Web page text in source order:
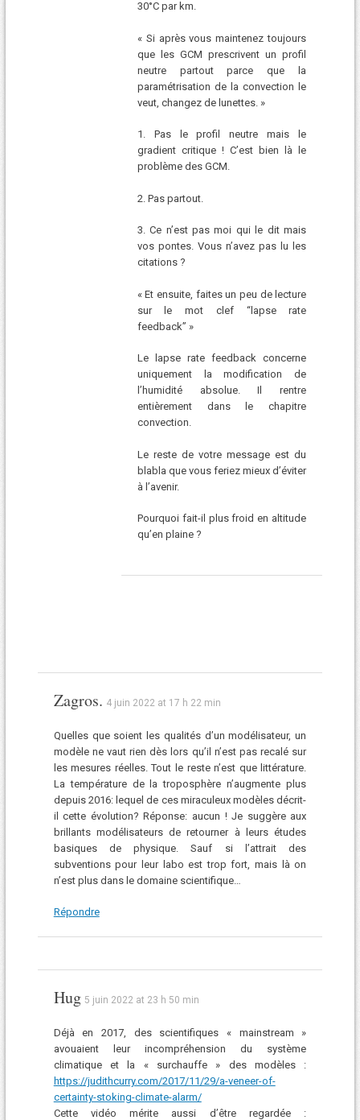
30°C par km.
« Si après vous maintenez toujours
que les GCM prescrivent un profil
neutre partout parce que la
paramétrisation de la convection le
veut, changez de lunettes. »
1. Pas le profil neutre mais le
gradient critique ! C’est bien là le
problème des GCM.
2. Pas partout.
3. Ce n’est pas moi qui le dit mais
vos pontes. Vous n’avez pas lu les
citations ?
« Et ensuite, faites un peu de lecture
sur le mot clef “lapse rate
feedback” »
Le lapse rate feedback concerne
uniquement la modification de
l’humidité absolue. Il rentre
entièrement dans le chapitre
convection.
Le reste de votre message est du
blabla que vous feriez mieux d’éviter
à l’avenir.
Pourquoi fait-il plus froid en altitude
qu’en plaine ?
Zagros. 4 juin 2022 at 17 h 22 min
Quelles que soient les qualités d’un modélisateur, un
modèle ne vaut rien dès lors qu’il n’est pas recalé sur
les mesures réelles. Tout le reste n’est que littérature.
La température de la troposphère n’augmente plus
depuis 2016: lequel de ces miraculeux modèles décrit-
il cette évolution? Réponse: aucun ! Je suggère aux
brillants modélisateurs de retourner à leurs études
basiques de physique. Sauf si l’attrait des
subventions pour leur labo est trop fort, mais là on
n’est plus dans le domaine scientifique…
Répondre
Hug 5 juin 2022 at 23 h 50 min
Déjà en 2017, des scientifiques « mainstream »
avouaient leur incompréhension du système
climatique et la « surchauffe » des modèles :
https://judithcurry.com/2017/11/29/a-veneer-of-
certainty-stoking-climate-alarm/
Cette vidéo mérite aussi d’être regardée :